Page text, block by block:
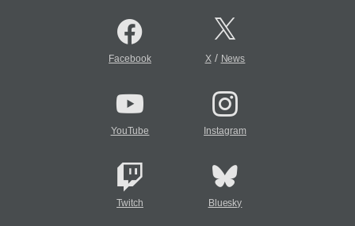
Facebook X/ News
YouTube Instagram
Twitch Bluesky